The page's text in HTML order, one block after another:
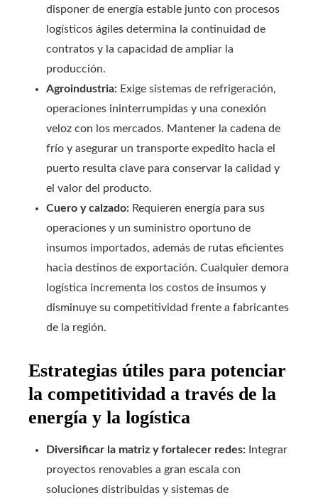
disponer de energía estable junto con procesos
logísticos ágiles determina la continuidad de
contratos y la capacidad de ampliar la
producción.
Agroindustria: Exige sistemas de refrigeración,
operaciones ininterrumpidas y una conexión
veloz con los mercados. Mantener la cadena de
frío y asegurar un transporte expedito hacia el
puerto resulta clave para conservar la calidad y
el valor del producto.
Cuero y calzado: Requieren energía para sus
operaciones y un suministro oportuno de
insumos importados, además de rutas eficientes
hacia destinos de exportación. Cualquier demora
logística incrementa los costos de insumos y
disminuye su competitividad frente a fabricantes
de la región.
Estrategias útiles para potenciar
la competitividad a través de la
energía y la logística
Diversificar la matriz y fortalecer redes: Integrar
proyectos renovables a gran escala con
soluciones distribuidas y sistemas de